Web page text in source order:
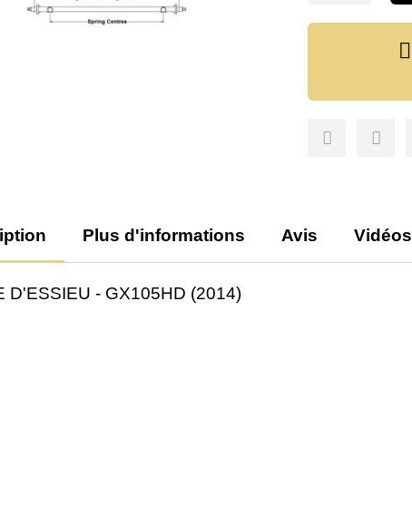
Plus d'informations Avis Vidéos
D'ESSIEU - GX105HD (2014)